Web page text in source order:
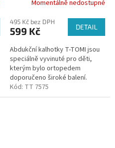
Momentálně nedostupné
495 Kč bez DPH
599 Kč DETAIL
Abdukční kalhotky T-TOMI jsou
speciálně vyvinuté pro děti,
kterým bylo ortopedem
doporučeno široké balení.
Kalhotky udržují kyčle dítěte ve
správném postavení díky všité...
Kód: TT 7575